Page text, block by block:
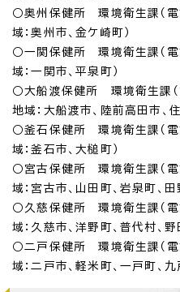
○奥州保健所 環境衛生課
域：奥州市、金ケ崎町）
○一関保健所 環境衛生課
域：一関市、平泉町）
○大船渡保健所 環境衛生
地域：大船渡市、陸前高田市、住
○釜石保健所 環境衛生課
域：釜石市、大槌町）
○宮古保健所 環境衛生課
域：宮古市、山田町、岩泉町、田
○久慈保健所 環境衛生課
域：久慈市、洋野町、普代村、野
○二戸保健所 環境衛生課
域：二戸市、軽米町、一戸町、九